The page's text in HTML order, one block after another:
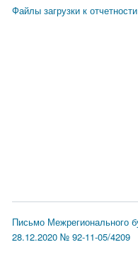
Файлы загрузки к
Письмо Межрегионального
28.12.2020 № 92-11-05/4209